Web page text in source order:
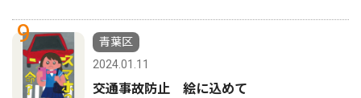
9
青葉区
2024.01.11
交通事故防止 絵に込めて